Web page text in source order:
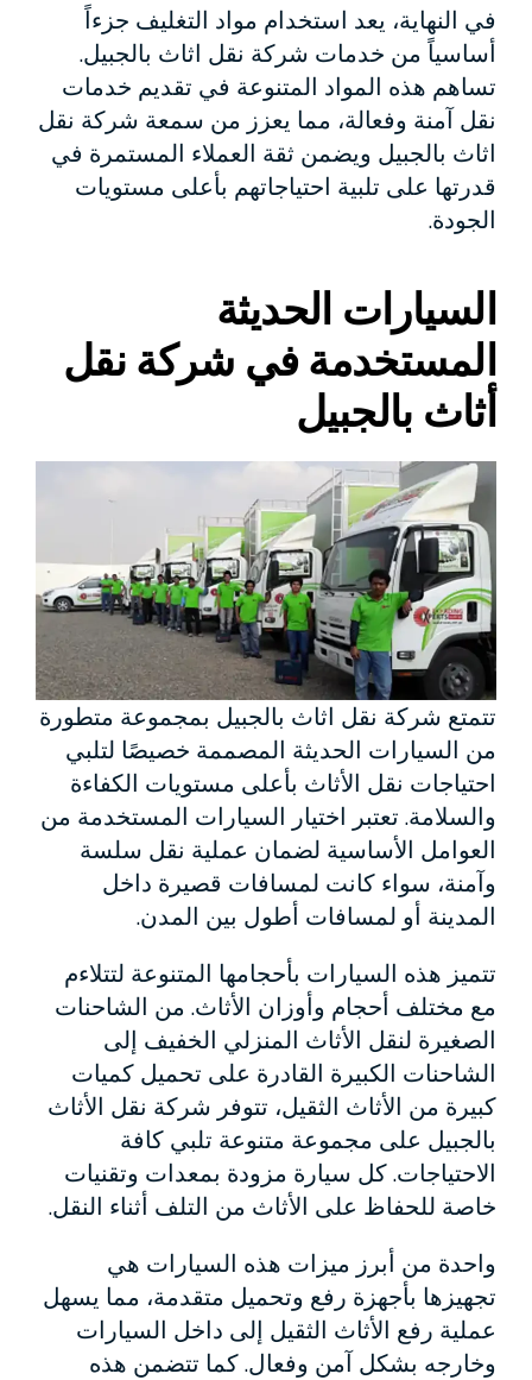
في النهاية، يعد استخدام مواد التغليف جزءاً
أساسياً من خدمات شركة نقل اثاث بالجبيل.
تساهم هذه المواد المتنوعة في تقديم خدمات
نقل آمنة وفعالة، مما يعزز من سمعة شركة نقل
اثاث بالجبيل ويضمن ثقة العملاء المستمرة في
قدرتها على تلبية احتياجاتهم بأعلى مستويات
الجودة.
السيارات الحديثة
المستخدمة في شركة نقل
أثاث بالجبيل
تتمتع شركة نقل اثاث بالجبيل بمجموعة متطورة
من السيارات الحديثة المصممة خصيصًا لتلبي
احتياجات نقل الأثاث بأعلى مستويات الكفاءة
والسلامة. تعتبر اختيار السيارات المستخدمة من
العوامل الأساسية لضمان عملية نقل سلسة
وآمنة، سواء كانت لمسافات قصيرة داخل
المدينة أو لمسافات أطول بين المدن.
تتميز هذه السيارات بأحجامها المتنوعة لتتلاءم
مع مختلف أحجام وأوزان الأثاث. من الشاحنات
الصغيرة لنقل الأثاث المنزلي الخفيف إلى
الشاحنات الكبيرة القادرة على تحميل كميات
كبيرة من الأثاث الثقيل، تتوفر شركة نقل الأثاث
بالجبيل على مجموعة متنوعة تلبي كافة
الاحتياجات. كل سيارة مزودة بمعدات وتقنيات
خاصة للحفاظ على الأثاث من التلف أثناء النقل.
واحدة من أبرز ميزات هذه السيارات هي
تجهيزها بأجهزة رفع وتحميل متقدمة، مما يسهل
عملية رفع الأثاث الثقيل إلى داخل السيارات
وخارجه بشكل آمن وفعال. كما تتضمن هذه